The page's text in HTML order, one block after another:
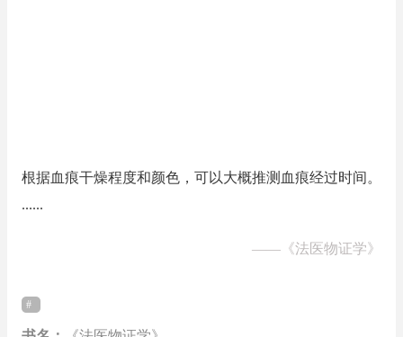
根据血痕干燥程度和颜色，可以大概推测血痕经过时间。
......
—— 《法医物证学》